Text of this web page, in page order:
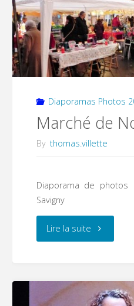
Diaporamas Photos
Marché de
By thomas.villette
Diaporama de
Savigny
Lire la suite"Marché
Noël"